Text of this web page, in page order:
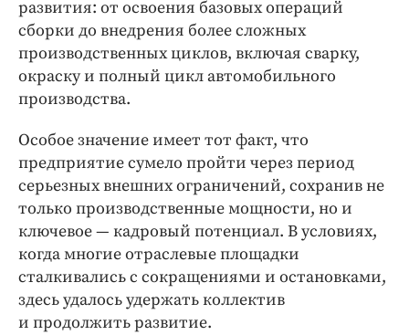
развития: от освоения базовых операций
сборки до внедрения более сложных
производственных циклов, включая сварку,
окраску и полный цикл автомобильного
производства.
Особое значение имеет тот факт, что
предприятие сумело пройти через период
серьезных внешних ограничений, сохранив не
только производственные мощности, но и
ключевое — кадровый потенциал. В условиях,
когда многие отраслевые площадки
сталкивались с сокращениями и остановками,
здесь удалось удержать коллектив
и продолжить развитие.